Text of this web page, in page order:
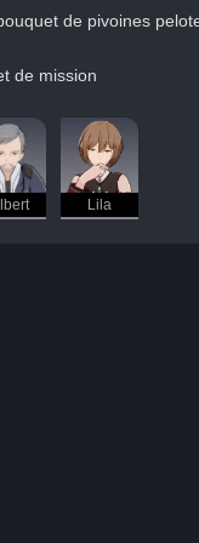
de pivoines
de mission
Lila